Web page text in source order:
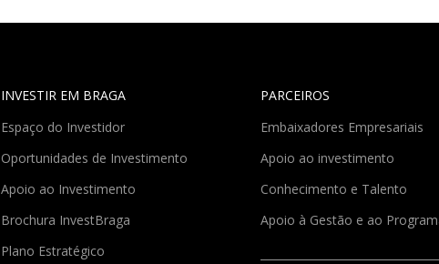
INVESTIR EM BRAGA
Espaço do Investidor
Oportunidades de Investimento
Apoio ao Investimento
Brochura InvestBraga
Plano Estratégico
PARCEIROS
Embaixadores Empresariais
Apoio ao investimento
Conhecimento e Talento
Apoio à Gestão e ao